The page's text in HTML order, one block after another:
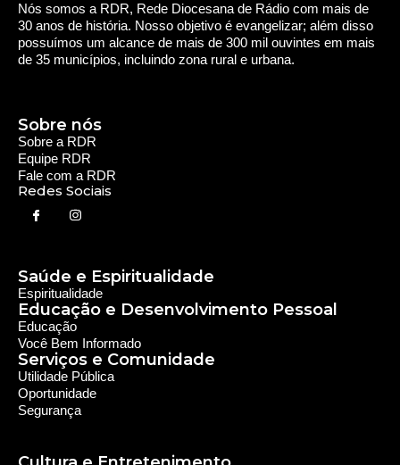
Nós somos a RDR, Rede Diocesana de Rádio com mais de
30 anos de história. Nosso objetivo é evangelizar; além disso
possuímos um alcance de mais de 300 mil ouvintes em mais
de 35 municípios, incluindo zona rural e urbana.
Sobre a RDR
Equipe RDR
Fale com a RDR
Redes Sociais
Sobre nós
Saúde e Espiritualidade
Espiritualidade
Educação e Desenvolvimento Pessoal
Educação
Você Bem Informado
Serviços e Comunidade
Utilidade Pública
Oportunidade
Segurança